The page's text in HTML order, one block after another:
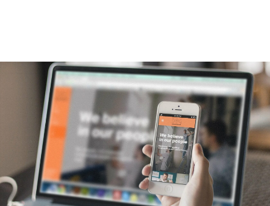
hello@mart.agency
8-800-333-71-34
любого города и часового
пояса. Мы рады новым
знакомствам и интересным
задачам!
Behance Telegram VK
Instagram